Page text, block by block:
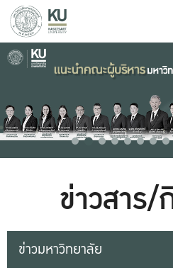
ข่าวสาร
ข่าวมหาวิทยาลัย